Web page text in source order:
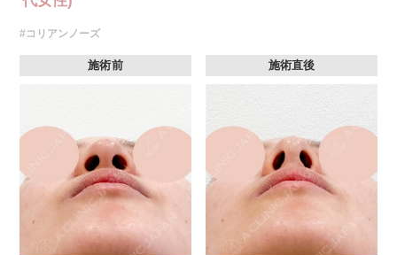
費用：レスチレン 1部位43,800円(税込)～76,800円(税込)
ジュビダームウルトラXC・ジュビダームウルトラ＋XC 1部位98,800円(税
クレヴィエルコントア・クレヴィエルプライム 1部位79,100円(税込)～
217,800円(税込)
施術名：人中短縮ヒアルロン酸
施術内容：鼻中隔を長く、人中は短く見えるよう、鼻柱（鼻中隔下部）に
ヒアルロン酸を注入し、鼻先から上唇までの距離（人中）を相対的に短く
見せる施術です。クレヴィエルコントアという、硬さと形成力に優れたヒ
アルロン酸を用います。
施術時間：約15分程
リスク、副作用：施術後に、注入部位の腫れ、発赤（赤み）、内出血、圧
痛、突っ張るような違和感などが一時的に生じることがあります。また、
#コリアンノーズ
施術前 施術直後